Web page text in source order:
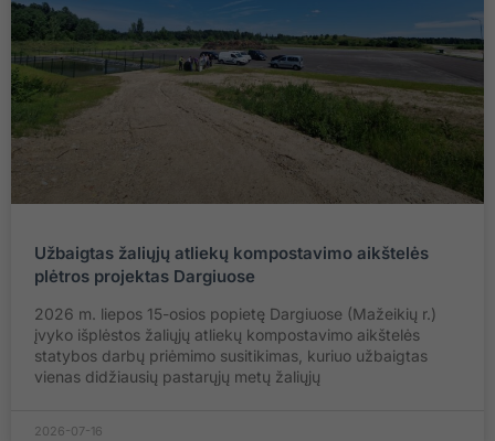
Užbaigtas žaliųjų atliekų kompostavimo aikštelės
plėtros projektas Dargiuose
2026 m. liepos 15-osios popietę Dargiuose (Mažeikių r.)
įvyko išplėstos žaliųjų atliekų kompostavimo aikštelės
statybos darbų priėmimo susitikimas, kuriuo užbaigtas
vienas didžiausių pastarųjų metų žaliųjų
2026-07-16